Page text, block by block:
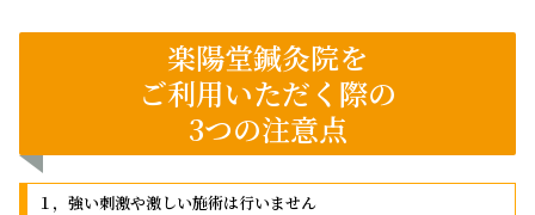
楽陽堂鍼灸院を
ご利用いただく際の
3つの注意点
１，強い刺激や激しい施術は行いません